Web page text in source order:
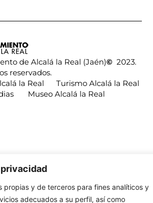
propias y de terceros para fines analíticos y
adecuados a su perfil, así como
de Alcalá la Real (Jaén)©2023.
reservados.
la Real
Turismo Alcalá la Real
Museo Alcalá la Real